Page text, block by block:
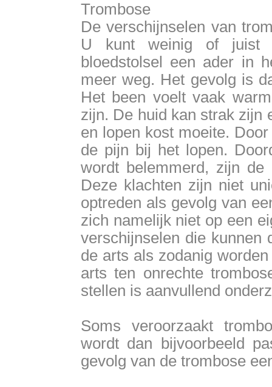
Trombose
De verschijnselen van
U kunt weinig of juist
bloedstolsel een ader in
meer weg. Het gevolg is
Het been voelt vaak
zijn. De huid kan strak zijn
en lopen kost moeite.
de pijn bij het lopen.
wordt belemmerd, zijn
Deze klachten zijn niet
optreden als gevolg van
zich namelijk niet op een
verschijnselen die kunnen
de arts als zodanig
arts ten onrechte
stellen is aanvullend
Soms veroorzaakt
wordt dan bijvoorbeeld
gevolg van de trombose